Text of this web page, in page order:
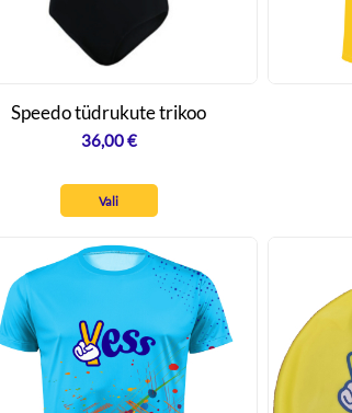
Speedo tüdrukute trikoo
36,00€
Vali